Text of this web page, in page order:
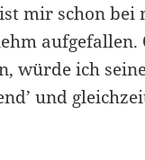
mir schon bei
würde ich
und